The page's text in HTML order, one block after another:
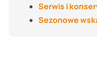
Serwis i
Sezonowe